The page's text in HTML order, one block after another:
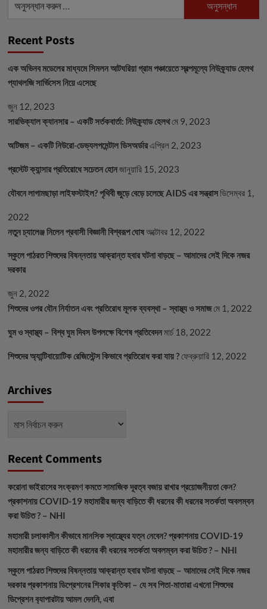
Recent Posts
এক অভিনব মডেলের মাধ্যমে সিমলন আটঘরিয়া গ্রাম পঞ্চায়েতে স্বল্পমূল্যে নিউক্র্যাড হেলথ
প্যাথলজি সার্ভিসেস নিয়ে এসেছে
জুন 12, 2023
সারভিক্যাল ক্যানসার – একটি সর্তকবার্তা: নিউক্র্যাড হেলথমে 9, 2023
অটিজম – একটি নিউরো-ডেভ্যলপমেন্টাল ডিসঅর্ডারএপ্রিল 2, 2023
প্রস্টেট ক্যান্সার প্রতিরোধে সচেতন হোনজানুয়ারি 15, 2023
যৌবনে লাগামছাড়া লাইফস্টাইল? পৃথিবী জুড়ে বেড়ে চলেছে AIDS এর সন্ত্রাসডিসেম্বর 1,
2022
নতুন চ্যালেঞ্জ নিলেন প্রবাসী বিজ্ঞানী বিশ্বরূপ ঘোষঅক্টোবর 12, 2022
স্কুলে পাঠরত শিশুদের বিষন্নতায় আক্রান্ত হবার ঘটনা বাড়ছে – আমাদের সেই দিকে নজর
দরকার
জুন 2, 2022
শিশুদের ওপর যৌন নির্যাতন এবং প্রতিরোধ মূলক ব্যবস্থা – স্বাস্থ্য ও সমাজমে 1, 2022
ঘুম ও স্বাস্থ্য – বিশ্ব ঘুম দিবস উপলক্ষে বিশেষ প্রতিবেদনমার্চ 18, 2022
শিশুদের অ্যান্টিবায়োটিক রেজিস্টেন্স কিভাবে প্রতিরোধ করা যায় ?ফেব্রুয়ারি 12, 2022
Archives
Archives
Recent Comments
করোনা ভাইরাসের সংক্রমণ কমতে সামাজিক দূরত্ব বজায় রাখার প্রয়োজনীয়তা কেন?
প্রকাশনায়COVID-19 মহামারীর জন্য বাড়িতে কী ধরনের কী ধরনের সতর্কতা অবলম্বন
করা উচিত ? – NHI
মহামারী চলাকালীন কীভাবে মানসিক স্বাস্থ্যের যত্ন নেবেন?প্রকাশনায়COVID-19
মহামারীর জন্য বাড়িতে কী ধরনের কী ধরনের সতর্কতা অবলম্বন করা উচিত ? – NHI
স্কুলে পাঠরত শিশুদের বিষন্নতায় আক্রান্ত হবার ঘটনা বাড়ছে – আমাদের সেই দিকে নজর
দরকারপ্রকাশনায়ডিপ্রেশনের শিকার কৃতিকা – যে সব পিতা-মাতারা এখনো শিশুদের
ডিপ্রেশন ব‍্যাপারটায় আমল দেননি, এবা